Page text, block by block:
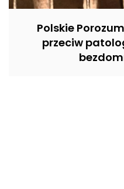
Polskie
przeciw